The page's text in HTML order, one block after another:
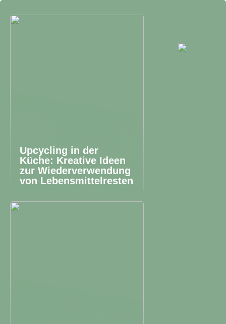
Upcycling in der
Küche: Kreative Ideen
zur Wiederverwendung
von Lebensmittelresten